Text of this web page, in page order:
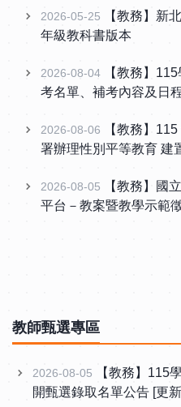
2026-05-25
【教務】新
年級教科書版本
2026-08-04
【教務】
考名單、補考內容及日
2026-08-06
【教務】
署辦理性別平等教育 建
2026-08-05
【教務】國
平台－教案暨教學示範
教師甄選專區
2026-08-05
【教務】115
開甄選錄取名單公告 [更